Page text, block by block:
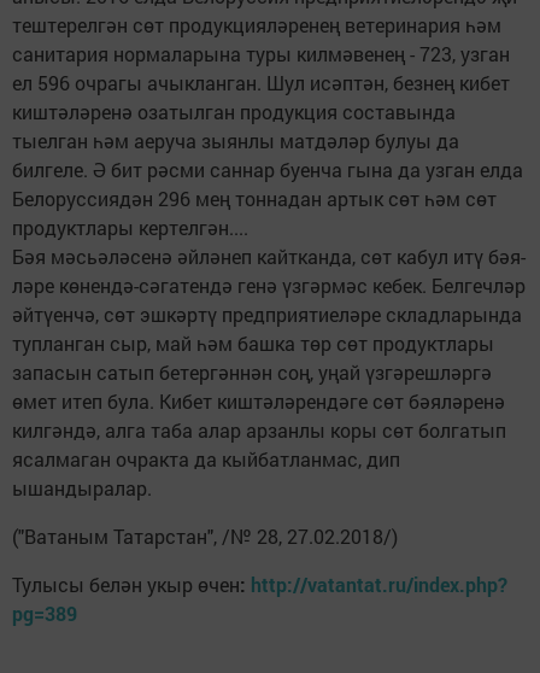
теш­те­релгән сөт продук­цияләре­нең ветеринария һәм
санитария нормаларына туры кил­мәвенең - 723, узган
ел 596 очрагы ачыкланган. Шул исәп­тән, безнең кибет
киш­тәлә­ренә озатылган продукция составында
тыелган һәм аеруча зыянлы матдәләр булуы да
билгеле. Ә бит рәсми саннар буенча гына да узган елда
Белоруссиядән 296 мең тоннадан артык сөт һәм сөт
продуктлары кертел­гән....
Бәя мәсьәләсенә әйләнеп кайтканда, сөт кабул итү бәя­
ләре көнендә-сәгатендә генә үзгәрмәс кебек. Белгеч­ләр
әйтүенчә, сөт эшкәртү пред­приятиеләре складларында
тупланган сыр, май һәм башка төр сөт продуктлары
запасын сатып бетер­гәннән соң, уңай үзгәреш­ләргә
өмет итеп була. Кибет киштәл­ә­рен­дәге сөт бәя­лә­ренә
кил­гәндә, алга таба алар арзанлы коры сөт болгатып
ясалмаган очракта да кыйбатланмас, дип
ышандыралар.
("Ватаным Татарстан", /№ 28, 27.02.2018/)
Тулысы белән укыр өчен: http://vatantat.ru/index.php?
pg=389